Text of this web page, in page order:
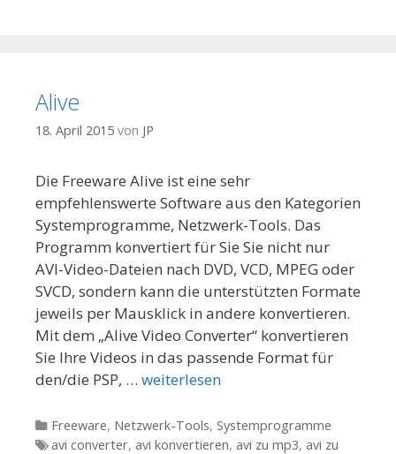
Alive
18. April 2015 von JP
Die Freeware Alive ist eine sehr
empfehlenswerte Software aus den Kategorien
Systemprogramme, Netzwerk-Tools. Das
Programm konvertiert für Sie Sie nicht nur
AVI-Video-Dateien nach DVD, VCD, MPEG oder
SVCD, sondern kann die unterstützten Formate
jeweils per Mausklick in andere konvertieren.
Mit dem „Alive Video Converter“ konvertieren
Sie Ihre Videos in das passende Format für
den/die PSP, … weiterlesen
Kategorien
Freeware, Netzwerk-Tools, Systemprogramme
Tags
avi converter, avi konvertieren, avi zu mp3, avi zu